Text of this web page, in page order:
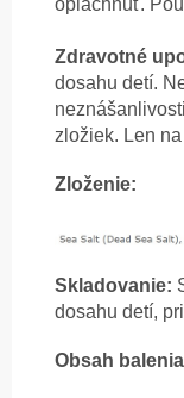
opláchnuť.
Zdravotné
dosahu detí.
zložiek. Len
Zloženie:
Skladovanie:
dosahu detí,
Obsah